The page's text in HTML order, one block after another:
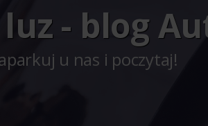
- blog
u nas i poczytaj!